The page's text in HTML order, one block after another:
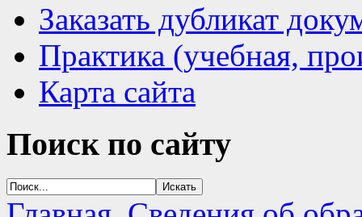
Заказать дубликат
Практика (учебная,
Карта сайта
Поиск по сайту